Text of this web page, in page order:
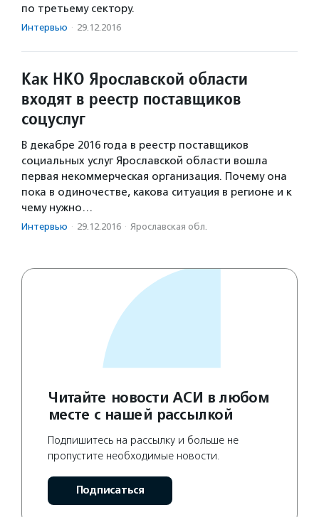
по третьему сектору.
Интервью · 29.12.2016
Как НКО Ярославской области
входят в реестр поставщиков
соцуслуг
В декабре 2016 года в реестр поставщиков
социальных услуг Ярославской области вошла
первая некоммерческая организация. Почему она
пока в одиночестве, какова ситуация в регионе и к
чему нужно…
Интервью · 29.12.2016 · Ярославская обл.
Читайте новости АСИ в любом
месте с нашей рассылкой
Подпишитесь на рассылку и больше не
пропустите необходимые новости.
Подписаться